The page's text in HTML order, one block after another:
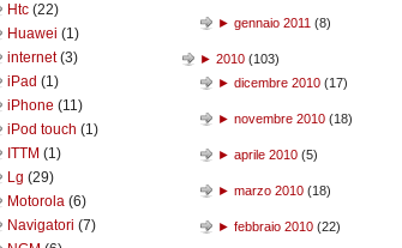
Htc (22)
Huawei (1)
internet(3)
iPad (1)
iPhone (11)
iPod touch (1)
ITTM (1)
Lg (29)
Motorola (6)
Navigatori (7)
► gennaio 2011 (8)
► 2010 (103)
► dicembre 2010 (17)
► novembre 2010 (18)
► aprile 2010 (5)
► marzo 2010 (18)
► febbraio 2010 (22)